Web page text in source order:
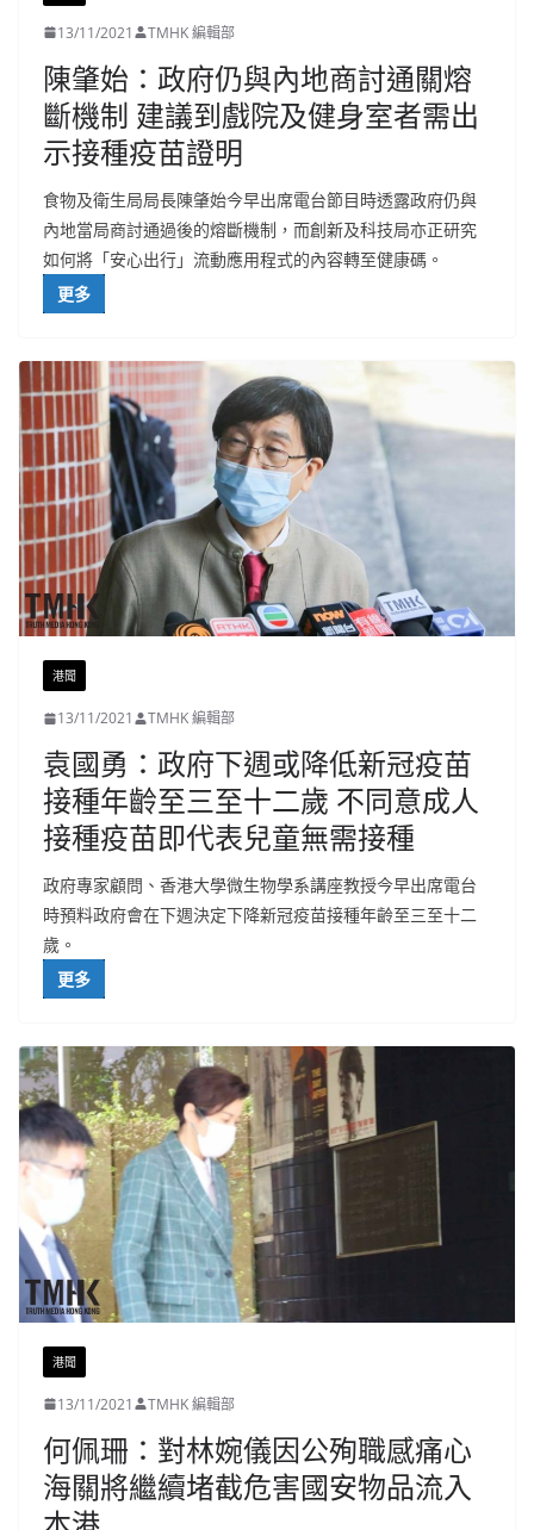
13/11/2021 TMHK 編輯部
陳肇始：政府仍與內地商討通關熔
斷機制 建議到戲院及健身室者需出
示接種疫苗證明
食物及衛生局局長陳肇始今早出席電台節目時透露政府仍與
內地當局商討通過後的熔斷機制，而創新及科技局亦正研究
如何將「安心出行」流動應用程式的內容轉至健康碼。
更多
港聞
13/11/2021 TMHK 編輯部
袁國勇：政府下週或降低新冠疫苗
接種年齡至三至十二歲 不同意成人
接種疫苗即代表兒童無需接種
政府專家顧問、香港大學微生物學系講座教授今早出席電台
時預料政府會在下週決定下降新冠疫苗接種年齡至三至十二
歲。
更多
港聞
13/11/2021 TMHK 編輯部
何佩珊：對林婉儀因公殉職感痛心
海關將繼續堵截危害國安物品流入